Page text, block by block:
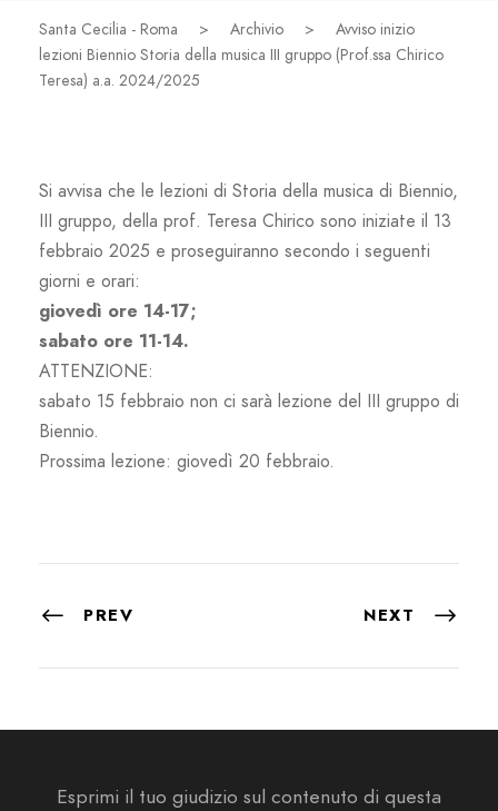
Santa Cecilia - Roma > Archivio >
Avviso inizio
lezioni Biennio Storia della musica III gruppo (Prof.ssa Chirico
Teresa) a.a. 2024/2025
Si avvisa che le lezioni di Storia della musica di Biennio,
III gruppo, della prof. Teresa Chirico sono iniziate il 13
febbraio 2025 e proseguiranno secondo i seguenti
giorni e orari:
giovedì ore 14-17;
sabato ore 11-14.
ATTENZIONE:
sabato 15 febbraio non ci sarà lezione del III gruppo di
Biennio.
Prossima lezione: giovedì 20 febbraio.
PREV NEXT
Esprimi il tuo giudizio sul contenuto di questa